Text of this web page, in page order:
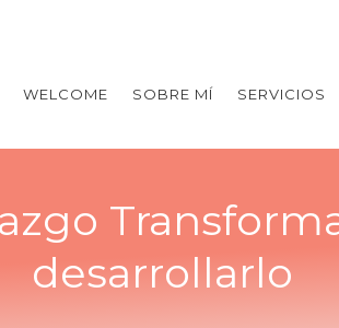
WELCOME SOBRE MÍ SERVICIOS
desarrollarlo